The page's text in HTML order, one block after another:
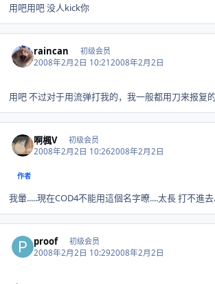
用吧用吧 没人kick你
raincan 初级会员
2008年2月2日 10:212008年2月2日
用吧 不过对于用流弹打我的，我一般都用刀来报复
啊楓V 初级会员
2008年2月2日 10:262008年2月2日
作者
我暈.....現在COD4不能用這個名字暸....太長 打不進去
proof 初级会员
2008年2月2日 10:292008年2月2日